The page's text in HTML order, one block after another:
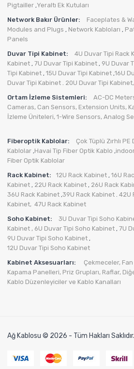
Pigtailler ,Yeraltı Ek Kutuları
Network Bakır Ürünler:
Faceplates &
Modules and Plugs , Network Kabloları ,
Panels
Duvar Tipi Kabinet:
4U Duvar Tipi Rack
Kabinet , 7U Duvar Tipi Kabinet , 9U Duvar
Tipi Kabinet , 15U Duvar Tipi Kabinet ,16U
Duvar Tipi Kabinet . 20U Duvar Tipi Kabinet,
Ortam İzleme Sistemleri:
AC-DC
Cameras, Can Sensors, Extension Units,
İzleme Üniteleri, 1-Wire Sensors, Analog
Fiberoptik Kablolar:
Çok Tüplü Zırhlı PE
Kablolar ,Havai Tip Fiber Optik Kablo ,
Fiber Optik Kablolar
Rack Kabinet:
12U Rack Kabinet , 16U
Kabinet , 22U Rack Kabinet , 26U Rack
36U Rack Kabinet ,39U Rack Kabinet . 42U
Kabinet, 47U Rack Kabinet
Soho Kabinet:
3U Duvar Tipi Soho
Kabinet , 6U Duvar Tipi Soho Kabinet , 7U
9U Duvar Tipi Soho Kabinet ,
12U Duvar Tipi Soho Kabinet
Kabinet Aksesuarları:
Çekmeceler,
Kapama Panelleri, Priz Grupları, Raflar,
Kablo Düzenleyiciler ve Kablo Kanalları
Ağ Kablosu © 2026 - Tüm Hakları Saklıdır.